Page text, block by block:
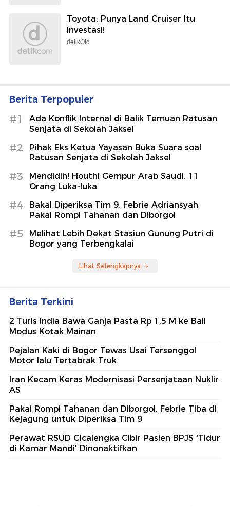
Toyota: Punya Land Cruiser Itu
Investasi!
detikOto
Berita Terpopuler
#1
Ada Konflik Internal di Balik Temuan Ratusan
Senjata di Sekolah Jaksel
#2
Pihak Eks Ketua Yayasan Buka Suara soal
Ratusan Senjata di Sekolah Jaksel
#3
Mendidih! Houthi Gempur Arab Saudi, 11
Orang Luka-luka
#4
Bakal Diperiksa Tim 9, Febrie Adriansyah
Pakai Rompi Tahanan dan Diborgol
#5
Melihat Lebih Dekat Stasiun Gunung Putri di
Bogor yang Terbengkalai
Lihat Selengkapnya
Berita Terkini
2 Turis India Bawa Ganja Pasta Rp 1,5 M ke Bali
Modus Kotak Mainan
Pejalan Kaki di Bogor Tewas Usai Tersenggol
Motor lalu Tertabrak Truk
Iran Kecam Keras Modernisasi Persenjataan Nuklir
AS
Pakai Rompi Tahanan dan Diborgol, Febrie Tiba di
Kejagung untuk Diperiksa Tim 9
Perawat RSUD Cicalengka Cibir Pasien BPJS 'Tidur
di Kamar Mandi' Dinonaktifkan